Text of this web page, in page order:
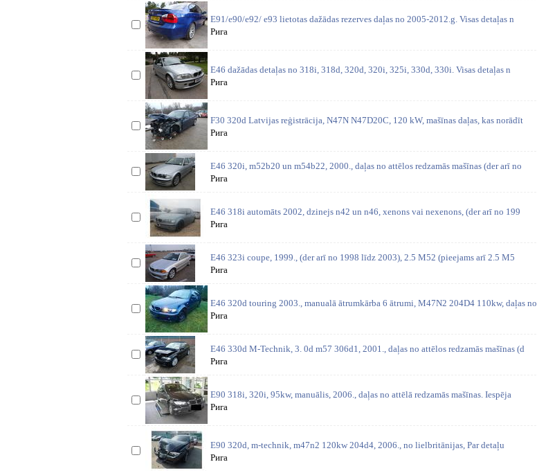
E91/e90/e92/ e93 lietotas dažādas rezerves daļas no 2005-2012.g. Visas detaļas n
Рига
E46 dažādas detaļas no 318i, 318d, 320d, 320i, 325i, 330d, 330i. Visas detaļas n
Рига
F30 320d Latvijas reģistrācija, N47N N47D20C, 120 kW, mašīnas daļas, kas norādīt
Рига
E46 320i, m52b20 un m54b22, 2000., daļas no attēlos redzamās mašīnas (der arī no
Рига
E46 318i automāts 2002, dzinejs n42 un n46, xenons vai nexenons, (der arī no 199
Рига
E46 323i coupe, 1999., (der arī no 1998 līdz 2003), 2.5 M52 (pieejams arī 2.5 M5
Рига
E46 320d touring 2003., manualā ātrumkārba 6 ātrumi, M47N2 204D4 110kw, daļas no
Рига
E46 330d M-Technik, 3. 0d m57 306d1, 2001., daļas no attēlos redzamās mašīnas (d
Рига
E90 318i, 320i, 95kw, manuālis, 2006., daļas no attēlā redzamās mašīnas. Iespēja
Рига
E90 320d, m-technik, m47n2 120kw 204d4, 2006., no lielbritānijas, Par detaļu
Рига